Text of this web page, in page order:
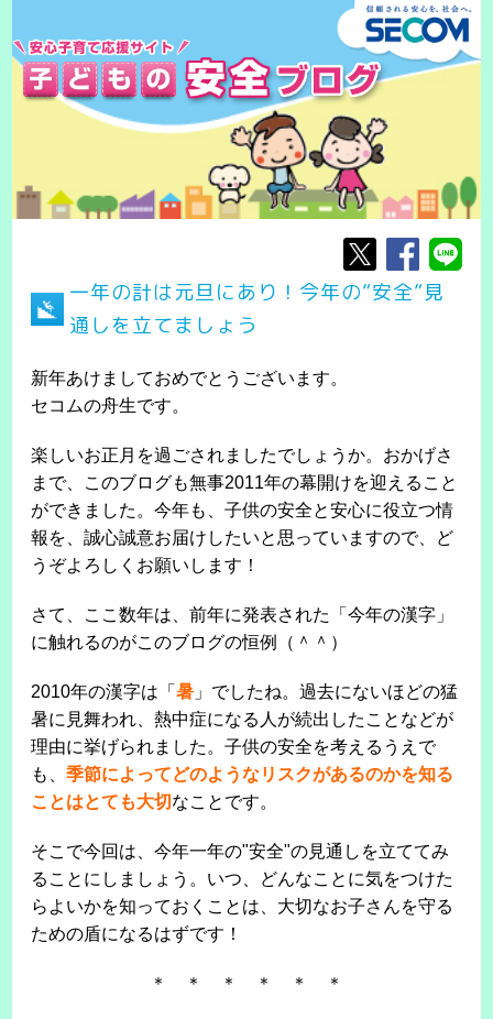
一年の計は元旦にあり！今年の”安全”見
通しを立てましょう
新年あけましておめでとうございます。
セコムの舟生です。
楽しいお正月を過ごされましたでしょうか。おかげさ
まで、このブログも無事2011年の幕開けを迎えること
ができました。今年も、子供の安全と安心に役立つ情
報を、誠心誠意お届けしたいと思っていますので、ど
うぞよろしくお願いします！
さて、ここ数年は、前年に発表された「今年の漢字」
に触れるのがこのブログの恒例（＾＾）
2010年の漢字は「暑 」でしたね。過去にないほどの猛
暑に見舞われ、熱中症になる人が続出したことなどが
理由に挙げられました。子供の安全を考えるうえで
も、季節によってどのようなリスクがあるのかを知る
ことはとても大切 なことです。
そこで今回は、今年一年の"安全"の見通しを立ててみ
ることにしましょう。いつ、どんなことに気をつけた
らよいかを知っておくことは、大切なお子さんを守る
ための盾になるはずです！
＊ ＊ ＊ ＊ ＊ ＊